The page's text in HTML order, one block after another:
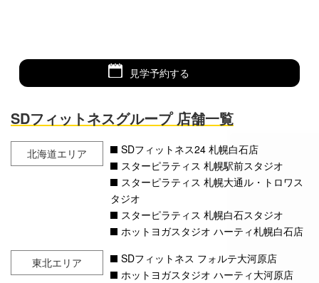
見学予約する
SDフィットネスグループ 店舗一覧
北海道エリア
SDフィットネス24 札幌白石店
スターピラティス 札幌駅前スタジオ
スターピラティス 札幌大通ル・トロワス
タジオ
スターピラティス 札幌白石スタジオ
ホットヨガスタジオ ハーティ札幌白石店
東北エリア
SDフィットネス フォルテ大河原店
ホットヨガスタジオ ハーティ大河原店